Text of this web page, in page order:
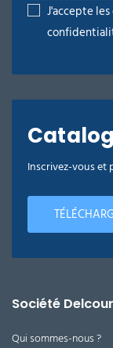
J'accepte
Inscrivez-vous et
Société
Qui sommes-nous ?